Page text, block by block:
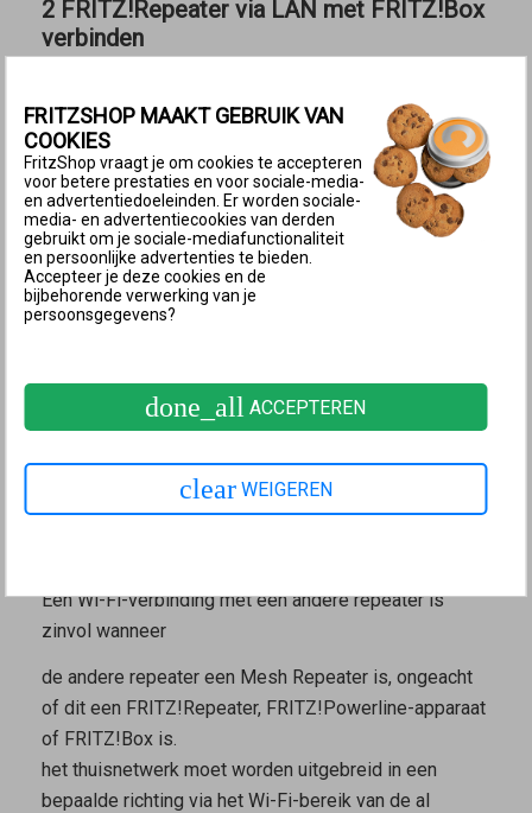
2 FRITZ!Repeater via LAN met FRITZ!Box
verbinden
Een LAN-verbinding met de FRITZ!Box is zinvol
wanneer
de FRITZ!Repeater buiten het Wi-Fi-bereik van de
FRITZ!Box moet worden geplaatst.
vanaf de plaats waar de FRITZ!Repeater wordt
gebruikt een LAN-verbinding met de FRITZ!Box kan
worden gemaakt, bijvoorbeeld via de bekabeling voor
achter Mesh Repeater zetten
(cascadekoppeling)
Een Wi-Fi-verbinding met een andere repeater is
zinvol wanneer
de andere repeater een Mesh Repeateris, ongeacht
of dit een FRITZ!Repeater, FRITZ!Powerline-apparaat
of FRITZ!Box is.
het thuisnetwerk moet worden uitgebreid in een
bepaalde richting via het Wi-Fi-bereik van de al
FRITZSHOP MAAKT GEBRUIK VAN
COOKIES
FritzShop vraagt je om cookies te accepteren
voor betere prestaties en voor sociale-media-
en advertentiedoeleinden. Er worden sociale-
media- en advertentiecookies van derden
gebruikt om je sociale-mediafunctionaliteit
en persoonlijke advertenties te bieden.
Accepteer je deze cookies en de
bijbehorende verwerking van je
persoonsgegevens?
done_all ACCEPTEREN
clear WEIGEREN